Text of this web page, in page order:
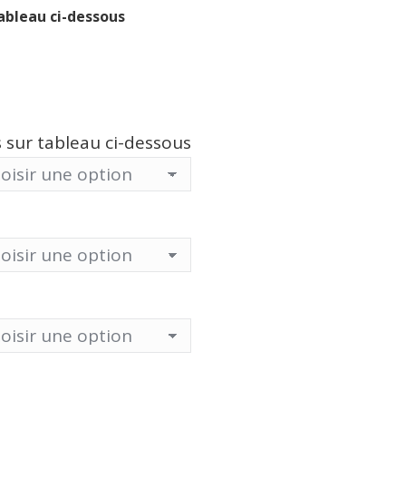
ci-dessous
tableau ci-dessous